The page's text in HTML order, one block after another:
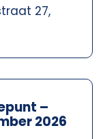
27,
–
2026